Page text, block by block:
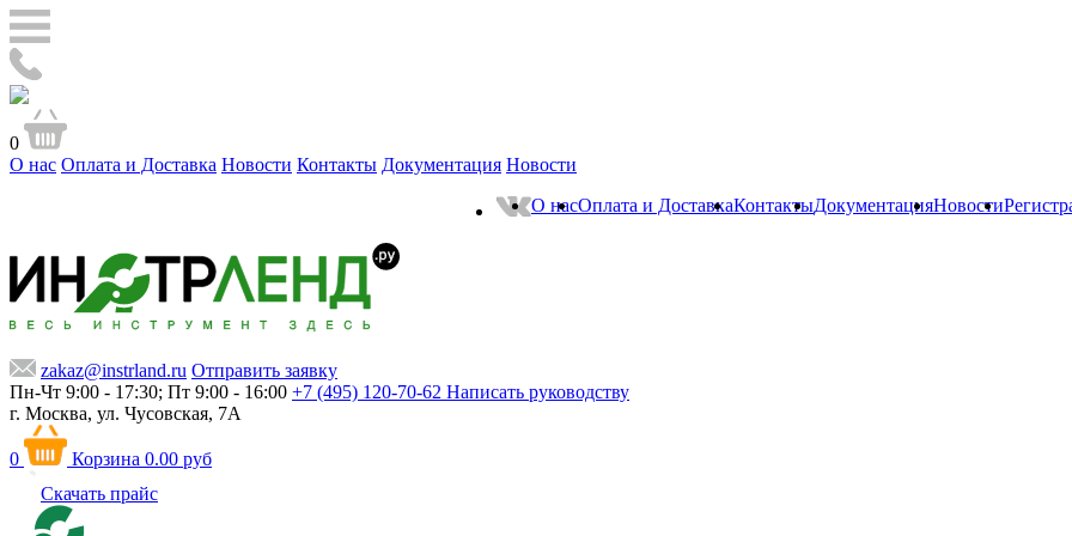
0
О нас Оплата и Доставка Новости Контакты Документация Новости
О насОплата и ДоставкаКонтактыДокументацияНовости
zakaz@instrland.ru Отправить заявку
Пн-Чт 9:00 - 17:30; Пт 9:00 - 16:00 +7 (495) 120-70-62 Написать руководству
г. Москва, ул. Чусовская, 7А
0 Корзина 0.00 руб
Скачать прайс